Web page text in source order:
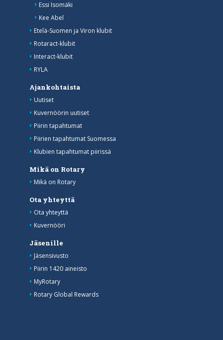
Essi Isomäki
Kee Abel
Etelä-Suomen ja Viron klubit
Rotaract-klubit
Interact-klubit
RYLA
Ajankohtaista
Uutiset
Kuvernöörin uutiset
Piirin tapahtumat
Piirien tapahtumat Suomessa
Klubien tapahtumat piirissä
Mikä on Rotary
Mikä on Rotary
Ota yhteyttä
Ota yhteyttä
Kuvernööri
Jäsenille
Jäsensivusto
Piirin 1420 aineisto
MyRotary
Rotary Global Rewards